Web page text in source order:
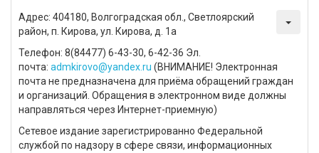
Адрес: 404180, Волгоградская обл., Светлоярский
район, п. Кирова, ул. Кирова, д. 1а
Телефон: 8(84477) 6-43-30, 6-42-36 Эл.
почта: admkirovo@yandex.ru (ВНИМАНИЕ! Электронная
почта не предназначена для приёма обращений граждан
и организаций. Обращения в электронном виде должны
направляться через Интернет-приемную)
Сетевое издание зарегистрированно Федеральной
службой по надзору в сфере связи, информационных